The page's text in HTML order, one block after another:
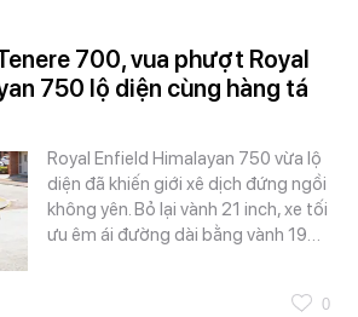
700, vua phượt Royal
750 lộ diện cùng hàng tá
Royal Enfield Himalayan 750 vừa lộ
diện đã khiến giới xê dịch đứng ngồi
không yên. Bỏ lại vành 21 inch, xe tối
ưu êm ái đường dài bằng vành 19…
0